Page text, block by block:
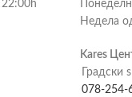
Недела
Kares
Градски
078-254-